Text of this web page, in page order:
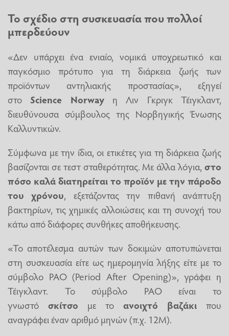
Το σχέδιο στη συσκευασία που πολλοί
μπερδεύουν
«Δεν υπάρχει ένα ενιαίο, νομικά υποχρεωτικό και
παγκόσμιο πρότυπο για τη διάρκεια ζωής των
προϊόντων αντηλιακής προστασίας», εξηγεί
στο Science Norwayη Λιν Γκριγκ Τέιγκλαντ,
διευθύνουσα σύμβουλος της Νορβηγικής Ένωσης
Καλλυντικών.
Σύμφωνα με την ίδια, οι ετικέτες για τη διάρκεια ζωής
βασίζονται σε τεστ σταθερότητας. Με άλλα λόγια, στο
πόσο καλά διατηρείται το προϊόν με την πάροδο
του χρόνου, εξετάζοντας την πιθανή ανάπτυξη
βακτηρίων, τις χημικές αλλοιώσεις και τη συνοχή του
κάτω από διάφορες συνθήκες αποθήκευσης.
«Το αποτέλεσμα αυτών των δοκιμών αποτυπώνεται
στη συσκευασία είτε ως ημερομηνία λήξης είτε με το
σύμβολο PAO (Period After Opening)», γράφει η
Τέιγκλαντ. Το σύμβολο PAO είναι το
γνωστό σκίτσο με το ανοιχτό βαζάκι που
αναγράφει έναν αριθμό μηνών (π.χ. 12M).